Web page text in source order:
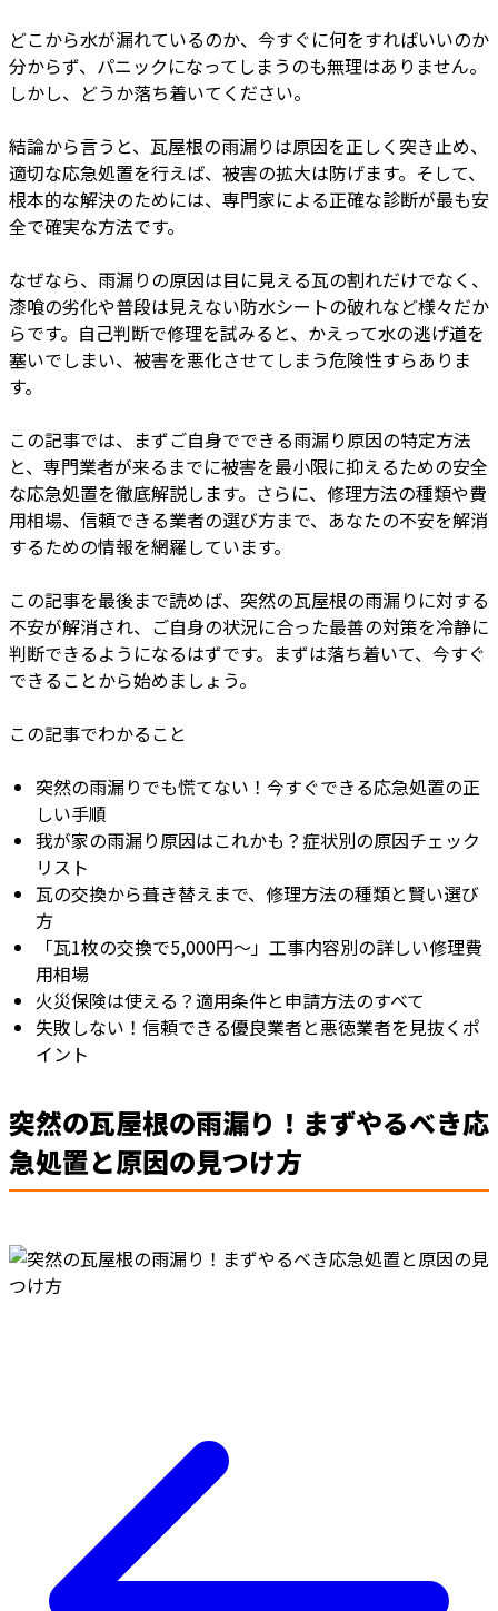
どこから水が漏れているのか、今すぐに何をすればいいのか
分からず、パニックになってしまうのも無理はありません。
しかし、どうか落ち着いてください。
結論から言うと、瓦屋根の雨漏りは原因を正しく突き止め、
適切な応急処置を行えば、被害の拡大は防げます。そして、
根本的な解決のためには、専門家による正確な診断が最も安
全で確実な方法です。
なぜなら、雨漏りの原因は目に見える瓦の割れだけでなく、
漆喰の劣化や普段は見えない防水シートの破れなど様々だか
らです。自己判断で修理を試みると、かえって水の逃げ道を
塞いでしまい、被害を悪化させてしまう危険性すらありま
す。
この記事では、まずご自身でできる雨漏り原因の特定方法
と、専門業者が来るまでに被害を最小限に抑えるための安全
な応急処置を徹底解説します。さらに、修理方法の種類や費
用相場、信頼できる業者の選び方まで、あなたの不安を解消
するための情報を網羅しています。
この記事を最後まで読めば、突然の瓦屋根の雨漏りに対する
不安が解消され、ご自身の状況に合った最善の対策を冷静に
判断できるようになるはずです。まずは落ち着いて、今すぐ
できることから始めましょう。
この記事でわかること
突然の雨漏りでも慌てない！今すぐできる応急処置の正
しい手順
我が家の雨漏り原因はこれかも？症状別の原因チェック
リスト
瓦の交換から葺き替えまで、修理方法の種類と賢い選び
方
「瓦1枚の交換で5,000円〜」工事内容別の詳しい修理費
用相場
火災保険は使える？適用条件と申請方法のすべて
失敗しない！信頼できる優良業者と悪徳業者を見抜くポ
イント
突然の瓦屋根の雨漏り！まずやるべき応
急処置と原因の見つけ方